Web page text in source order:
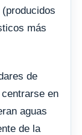
más
de
en
aguas
de la